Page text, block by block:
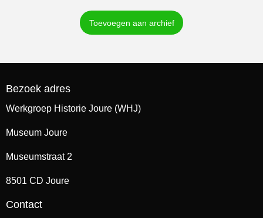
Toevoegen aan archief
Bezoek adres
Werkgroep Historie Joure (WHJ)
Museum Joure
Museumstraat 2
8501 CD Joure
Contact